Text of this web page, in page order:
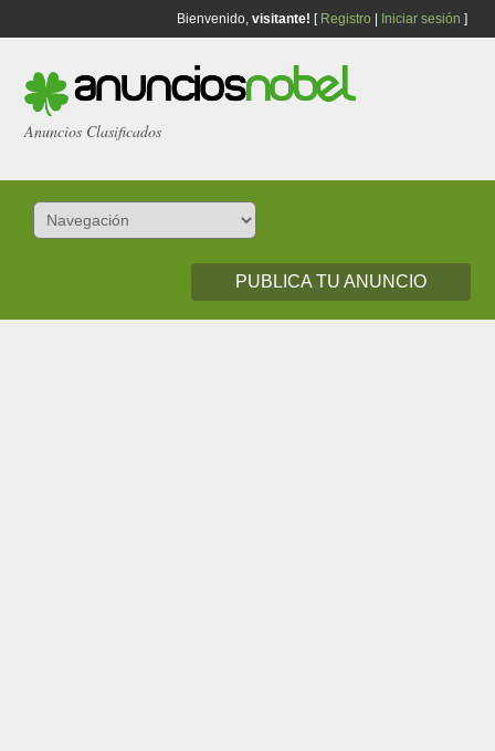
Bienvenido, visitante! [ Registro Iniciar sesión ]
Anuncios Clasificados
PUBLICA TU ANUNCIO